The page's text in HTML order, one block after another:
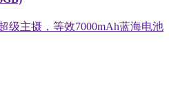
级主摄，等效7000mAh蓝海电池